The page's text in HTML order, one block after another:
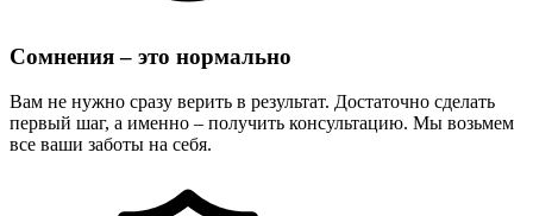
Сомнения – это нормально
Вам не нужно сразу верить в результат. Достаточно сделать
первый шаг, а именно – получить консультацию. Мы возьмем
все ваши заботы на себя.